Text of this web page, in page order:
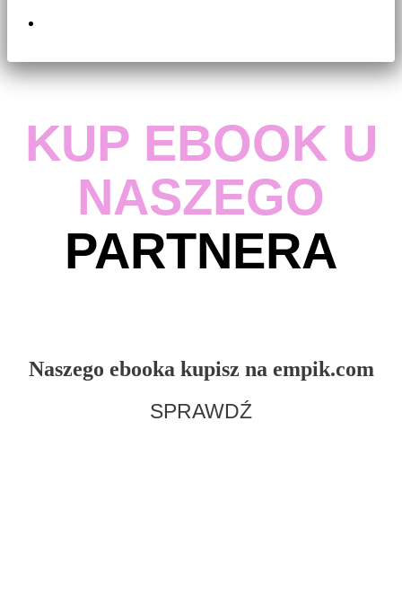
KUP EBOOK U
NASZEGO
PARTNERA
Naszego ebooka kupisz na empik.com
SPRAWDŹ